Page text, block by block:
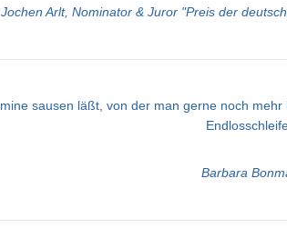
Jochen Arlt, Nominator & Juror "Preis der
sausen läßt, von der man gerne noch mehr
Barbara